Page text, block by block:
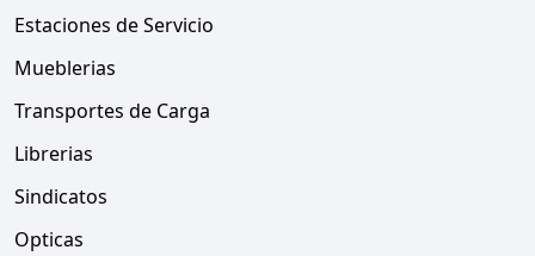
Estaciones de Servicio
Mueblerias
Transportes de Carga
Librerias
Sindicatos
Opticas